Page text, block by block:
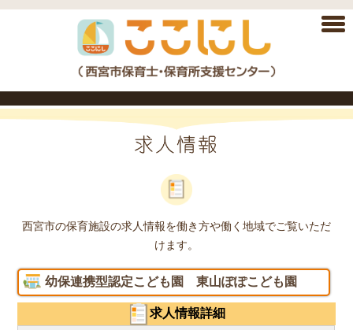
西宮市の保育施設の求人情報を働き方や働く地域でご覧いただ
けます。
幼保連携型認定こども園 東山ぽぽこども園
求人情報詳細